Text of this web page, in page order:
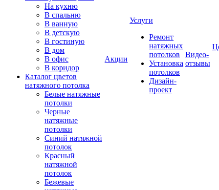
На кухню
В спальню
В ванную
В детскую
В гостиную
В дом
В офис
В коридор
Каталог цветов
натяжного потолка
Белые натяжные
потолки
Черные
натяжные
потолки
Синий натяжной
потолок
Красный
натяжной
потолок
Бежевые
Акции
Услуги
Ремонт
натяжных
потолков
Установка
потолков
Дизайн-
проект
Видео-
отзывы